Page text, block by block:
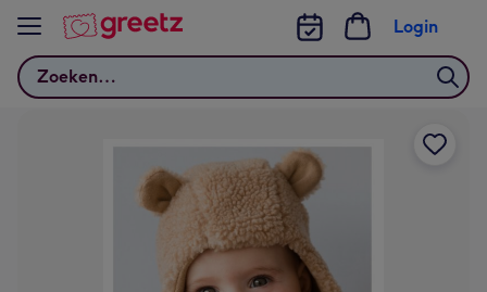
Bekijk meer
Zoeken
Login